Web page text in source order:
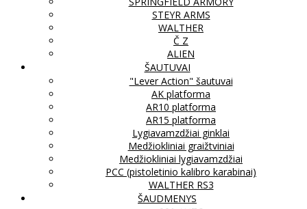
STEYR ARMS
WALTHER
Č Z
ALIEN
ŠAUTUVAI
"Lever Action" šautuvai
AK platforma
AR10 platforma
AR15 platforma
Lygiavamzdžiai ginklai
Medžiokliniai graižtviniai
Medžiokliniai lygiavamzdžiai
PCC (pistoletinio kalibro karabinai)
WALTHER RS3
ŠAUDMENYS